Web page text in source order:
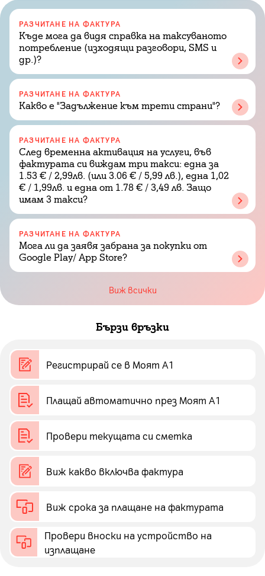
РАЗЧИТАНЕ НА ФАКТУРА
Къде мога да видя справка на таксуваното
потребление (изходящи разговори, SMS и
др.)?
РАЗЧИТАНЕ НА ФАКТУРА
Какво е "Задължение към трети страни"?
РАЗЧИТАНЕ НА ФАКТУРА
След временна активация на услуги, във
фактурата си виждам три такси: една за
1.53 € / 2,99лв. (или 3.06 € / 5,99 лв.), една 1,02
€ / 1,99лв. и една от 1.78 € / 3,49 лв. Защо
имам 3 такси?
РАЗЧИТАНЕ НА ФАКТУРА
Мога ли да заявя забрана за покупки от
Google Play/ App Store?
Виж всички
Бързи връзки
Регистрирай се в Моят А1
Плащай автоматично през Моят А1
Провери текущата си сметка
Виж какво включва фактура
Виж срока за плащане на фактурата
Провери вноски на устройство на
изплащане